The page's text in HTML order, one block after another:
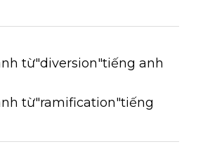
từ"diversion"tiếng anh
từ"ramification"tiếng